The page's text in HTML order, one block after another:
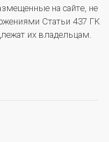
на сайте, не
Статьи 437 ГК
их владельцам.